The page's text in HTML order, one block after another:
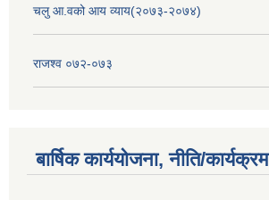
चलु आ.वको आय व्याय(२०७३-२०७४)
राजश्व ०७२-०७३
बार्षिक कार्ययोजना, नीति/कार्यक्रम